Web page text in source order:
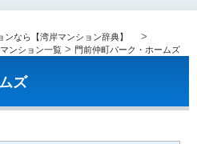
なら【湾岸マンション辞典】 >
ンション一覧 > 門前仲町パーク・ホームズ
ズ